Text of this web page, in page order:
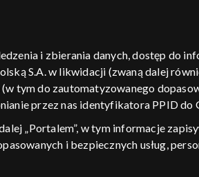
dostępność informacje o dostawcy
i zbierania danych, dostęp do
S.A. w likwidacji (zwaną dalej
tym do zautomatyzowanego
przez nas identyfikatora PPID do
„Portalem”, w tym informacje
i bezpiecznych usług,